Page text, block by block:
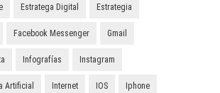
Estratega Digital Estrategia
Facebook Messenger Gmail
Infografías Instagram
Artificial Internet IOS Iphone